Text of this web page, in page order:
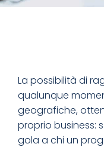
La possibilità di
qualunque
geografiche,
proprio business:
gola a chi un